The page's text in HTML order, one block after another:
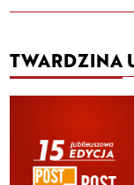
TWARDZINA